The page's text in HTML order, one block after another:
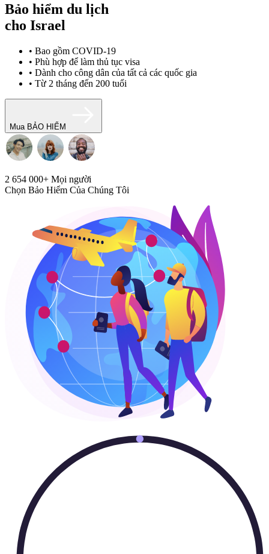
Bảo hiểm du lịch
cho Israel
• Bao gồm COVID-19
• Phù hợp để làm thủ tục visa
• Dành cho công dân của tất cả các quốc gia
• Từ 2 tháng đến 200 tuổi
Mua BẢO HIỂM
2 654 000+ Mọi người
Chọn Bảo Hiểm Của Chúng Tôi